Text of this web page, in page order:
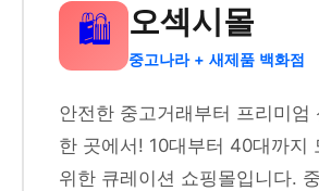
🛍️ 오섹시몰
중고나라 + 새제품 백화점
안전한 중고거래부터 프리미엄
한 곳에서! 10대부터 40대까지
위한 큐레이션 쇼핑몰입니다.